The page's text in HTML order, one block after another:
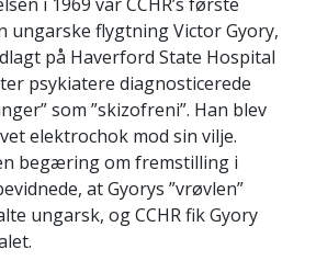
ungarske flygtning Victor Gyory,
på Haverford State Hospital
psykiatere diagnosticerede
som ”skizofreni”. Han blev
elektrochok mod sin vilje.
begæring om fremstilling i
at Gyorys ”vrøvlen”
ungarsk, og CCHR fik Gyory